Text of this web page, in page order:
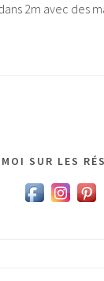
2m avec des
SUR LES